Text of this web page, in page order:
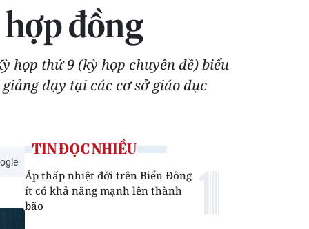
đồng
họp thứ 9 (kỳ họp chuyên đề) biểu
dạy tại các cơ sở giáo dục
TIN ĐỌC NHIỀU
Áp thấp nhiệt đới trên Biển Đông
ít có khả năng mạnh lên thành
bão